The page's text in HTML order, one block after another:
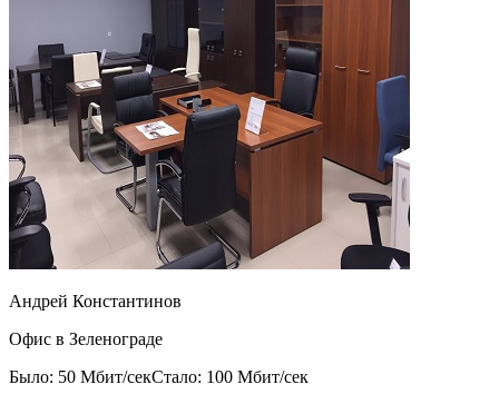
Андрей Константинов
Офис в Зеленограде
Было: 50 Мбит/секСтало: 100 Мбит/сек